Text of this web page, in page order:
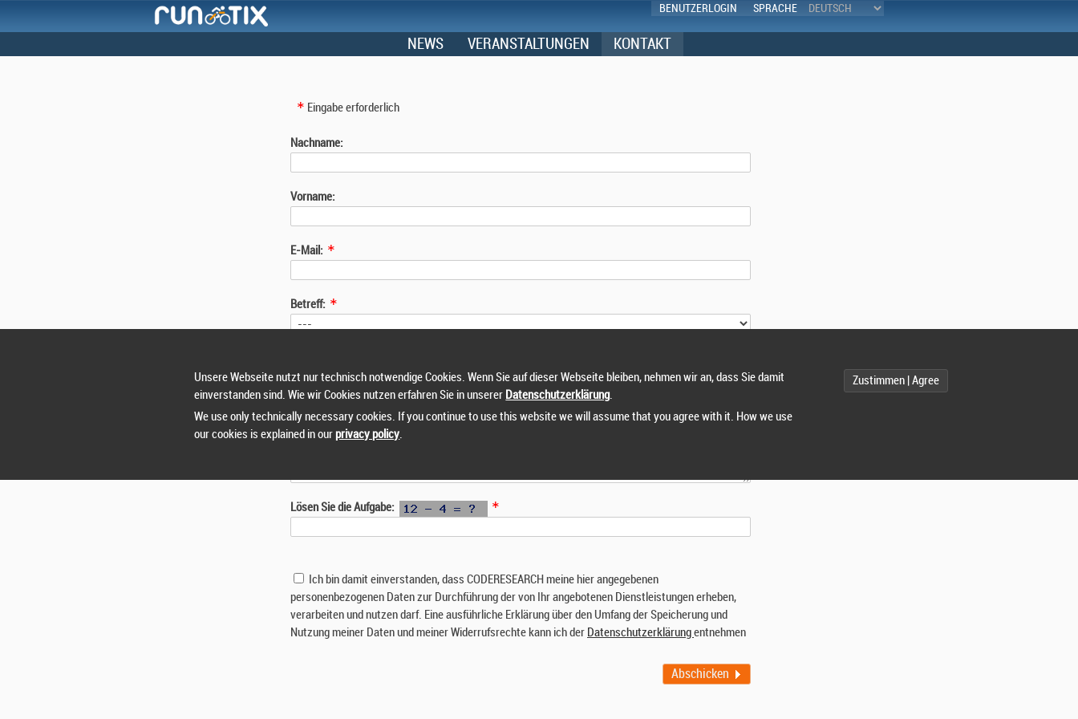
BENUTZERLOGIN SPRACHE
NEWS VERANSTALTUNGEN KONTAKT
Eingabe erforderlich
Nachname:
Vorname:
E-Mail:
Betreff:
Lösen Sie die Aufgabe:
Ich bin damit einverstanden, dass CODERESEARCH meine hier angegebenen
personenbezogenen Daten zur Durchführung der von Ihr angebotenen Dienstleistungen erheben,
verarbeiten und nutzen darf. Eine ausführliche Erklärung über den Umfang der Speicherung und
Nutzung meiner Daten und meiner Widerrufsrechte kann ich der Datenschutzerklärungentnehmen
Abschicken
Zustimmen | Agree
Unsere Webseite nutzt nur technisch notwendige Cookies. Wenn Sie auf dieser Webseite bleiben, nehmen wir an, dass Sie damit
einverstanden sind. Wie wir Cookies nutzen erfahren Sie in unserer Datenschutzerklärung.
We use only technically necessary cookies. If you continue to use this website we will assume that you agree with it. How we use
our cookies is explained in ourprivacy policy.